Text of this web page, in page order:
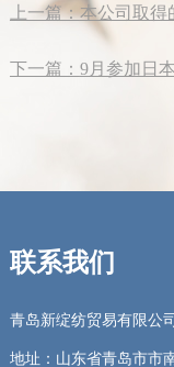
上一篇：本公司取得
下一篇： 9月参加日
联系我们
青岛新绽纺贸易有限公司
地址：山东省青岛市市